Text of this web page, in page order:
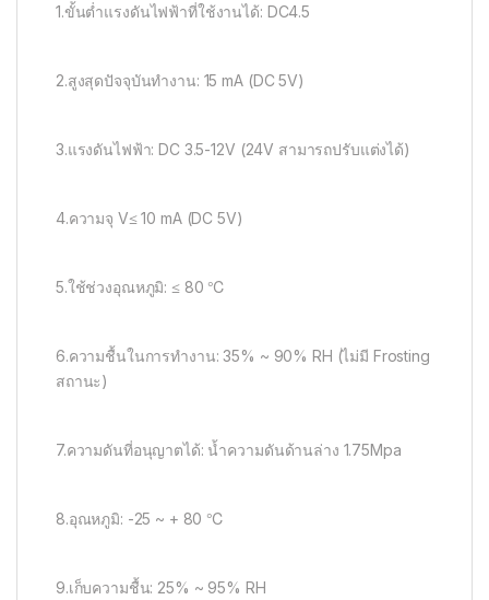
1.ขั้นต่ำแรงดันไฟฟ้าที่ใช้งานได้: DC4.5
2.สูงสุดปัจจุบันทำงาน: 15 mA (DC 5V)
3.แรงดันไฟฟ้า: DC 3.5-12V (24V สามารถปรับแต่งได้)
4.ความจุ V≤ 10 mA (DC 5V)
5.ใช้ช่วงอุณหภูมิ: ≤ 80 ℃
6.ความชื้นในการทำงาน: 35% ~ 90% RH (ไม่มี Frosting
สถานะ)
7.ความดันที่อนุญาตได้: น้ำความดันด้านล่าง 1.75Mpa
8.อุณหภูมิ: -25 ~ + 80 ℃
9.เก็บความชื้น: 25% ~ 95% RH